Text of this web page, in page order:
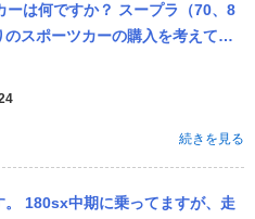
は何ですか？ スープラ（70、8
スポーツカーの購入を考えてい
などで言えば維持しやすいの
続きを見る
180sx中期に乗ってますが、走